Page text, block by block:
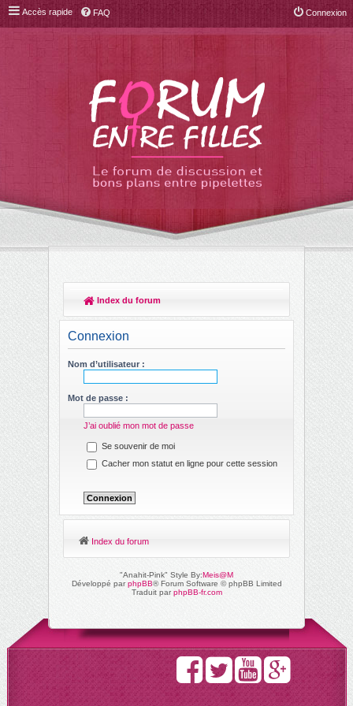
Accès rapide FAQ Connexion
Index du forum
ec
Connexion
Nom d’utilisateur :
Mot de passe :
J’ai oublié mon mot de passe
Se souvenir de moi
Cacher mon statut en ligne pour cette session
Index du forum
"Anahit-Pink" Style By:Meis@M
Développé parphpBB® Forum Software © phpBB Limited
Traduit par phpBB-fr.com